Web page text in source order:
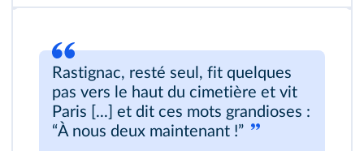
Rastignac, resté seul, fit quelques
pas vers le haut du cimetière et vit
Paris [...] et dit ces mots grandioses :
“À nous deux maintenant !”